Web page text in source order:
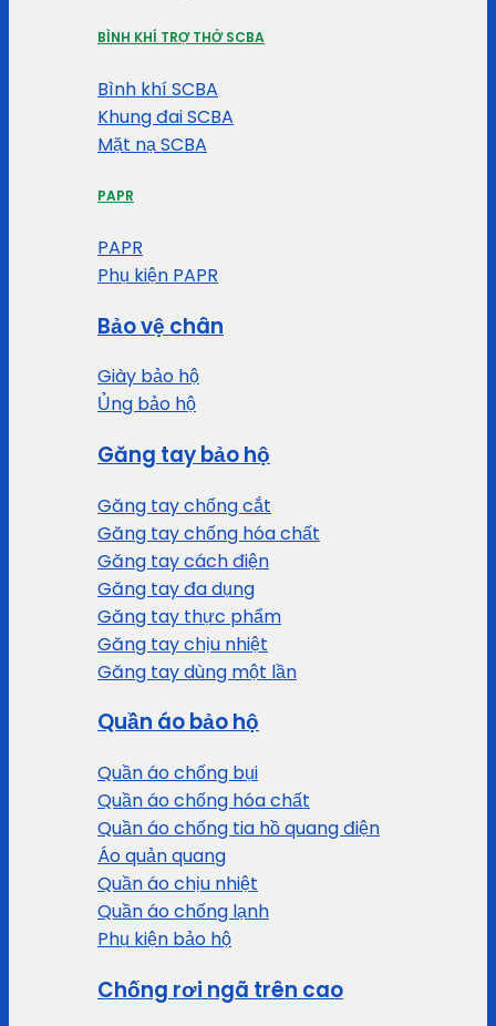
BÌNH KHÍ TRỢ THỞ SCBA
Bình khí SCBA
Khung đai SCBA
Mặt nạ SCBA
PAPR
PAPR
Phụ kiện PAPR
Bảo vệ chân
Giày bảo hộ
Ủng bảo hộ
Găng tay bảo hộ
Găng tay chống cắt
Găng tay chống hóa chất
Găng tay cách điện
Găng tay đa dụng
Găng tay thực phẩm
Găng tay chịu nhiệt
Găng tay dùng một lần
Quần áo bảo hộ
Quần áo chống bụi
Quần áo chống hóa chất
Quần áo chống tia hồ quang điện
Áo quản quang
Quần áo chịu nhiệt
Quần áo chống lạnh
Phụ kiện bảo hộ
Chống rơi ngã trên cao